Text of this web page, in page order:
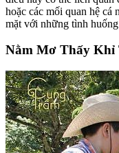
hoặc các mối quan hệ cá
mặt với những tình
Nằm Mơ Thấy Khỉ